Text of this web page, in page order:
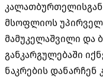
მსოფლიოს
მამუკელაშვილი და
განკარგულებაში
ნაკრების